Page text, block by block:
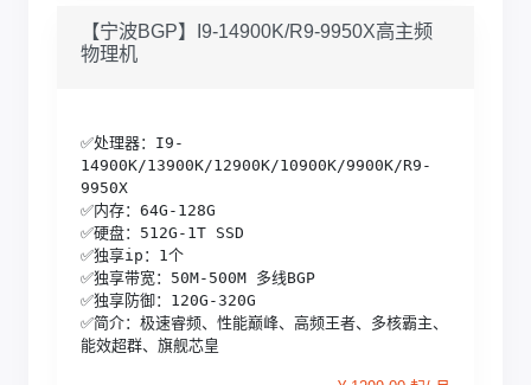
【宁波BGP】I9-14900K/R9-9950X高主频
物理机
✅处理器：I9-
14900K/13900K/12900K/10900K/9900K/R9-
9950X
✅内存：64G-128G
✅硬盘：512G-1T SSD
✅独享ip：1个
✅独享带宽：50M-500M 多线BGP
✅独享防御：120G-320G
✅简介：极速睿频、性能巅峰、高频王者、多核霸主、
能效超群、旗舰芯皇